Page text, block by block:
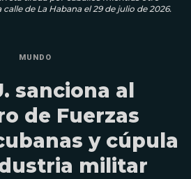
de La Habana el 29 de julio de 2026.
MUNDO
sanciona al
de Fuerzas
y cúpula
militar